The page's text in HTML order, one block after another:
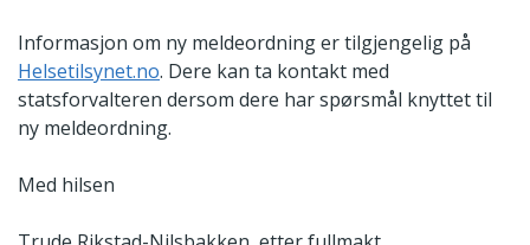
Informasjon om ny meldeordning er tilgjengelig på
Helsetilsynet.no. Dere kan ta kontakt med
statsforvalteren dersom dere har spørsmål knyttet til
ny meldeordning.
Med hilsen